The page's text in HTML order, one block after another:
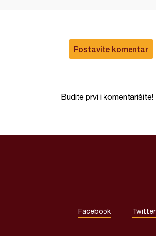
Postavite komentar
Budite prvi i komentarišite!
Facebook Twitter